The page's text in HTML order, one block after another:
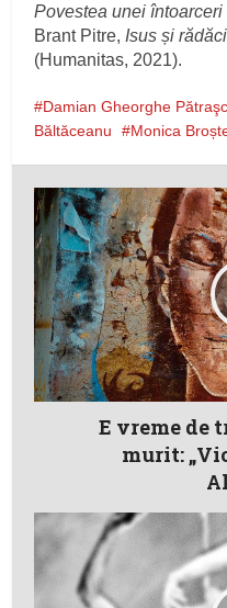
Povestea unei întoarceri
Brant Pitre, Isus și
(Humanitas, 2021).
Damian Gheorghe
Băltăceanu
Monica
E vreme de
murit: